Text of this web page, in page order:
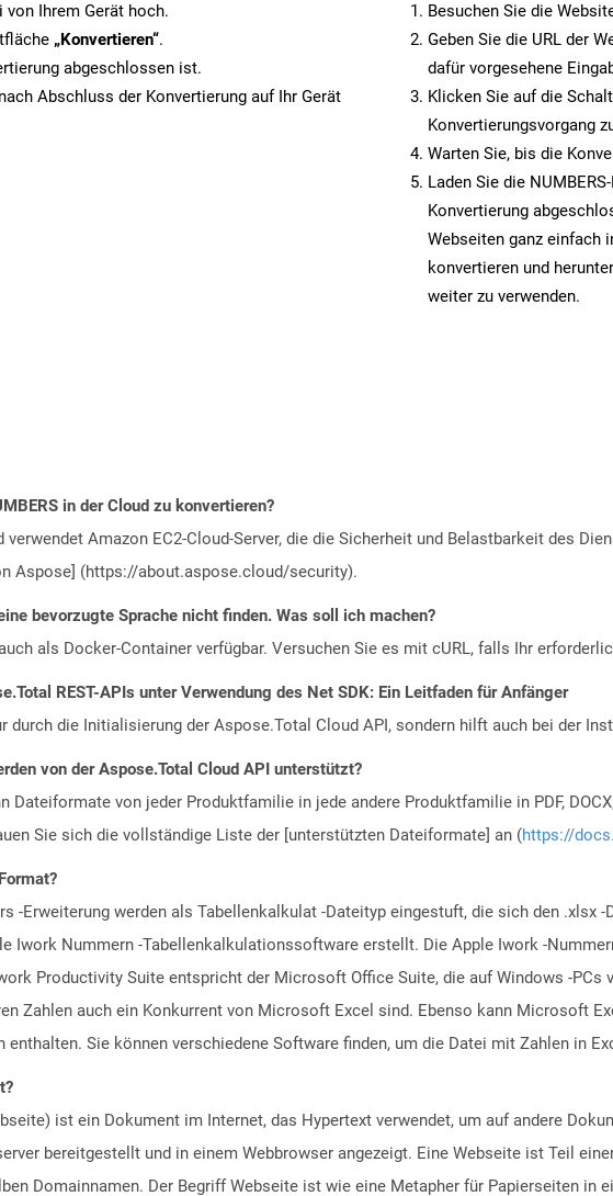
von Ihrem Gerät hoch.
„Konvertieren“.
abgeschlossen ist.
Abschluss der Konvertierung auf Ihr Gerät
Besuchen Sie die
Geben Sie die URL der
dafür vorgesehene
Klicken Sie auf die
Konvertierungsvorgang
Warten Sie, bis die
Laden Sie die
Konvertierung
Webseiten ganz einfach
konvertieren und
weiter zu verwenden.
in der Cloud zu konvertieren?
Amazon EC2-Cloud-Server, die die Sicherheit und Belastbarkeit des
Aspose] (https://about.aspose.cloud/security).
bevorzugte Sprache nicht finden. Was soll ich machen?
als Docker-Container verfügbar. Versuchen Sie es mit cURL, falls Ihr
REST-APIs unter Verwendung des Net SDK: Ein Leitfaden für Anfänger
durch die Initialisierung der Aspose.Total Cloud API, sondern hilft auch bei der
von der Aspose.Total Cloud API unterstützt?
Dateiformate von jeder Produktfamilie in jede andere Produktfamilie in PDF, DOCX,
Sie sich die vollständige Liste der [unterstützten Dateiformate] an (https://
-Erweiterung werden als Tabellenkalkulat -Dateityp eingestuft, die sich den .xlsx
Iwork Nummern -Tabellenkalkulationssoftware erstellt. Die Apple Iwork -
Productivity Suite entspricht der Microsoft Office Suite, die auf Windows -PCs
Zahlen auch ein Konkurrent von Microsoft Excel sind. Ebenso kann Microsoft
enthalten. Sie können verschiedene Software finden, um die Datei mit Zahlen in
ist ein Dokument im Internet, das Hypertext verwendet, um auf andere
bereitgestellt und in einem Webbrowser angezeigt. Eine Webseite ist Teil
Domainnamen. Der Begriff Webseite ist wie eine Metapher für Papierseiten in